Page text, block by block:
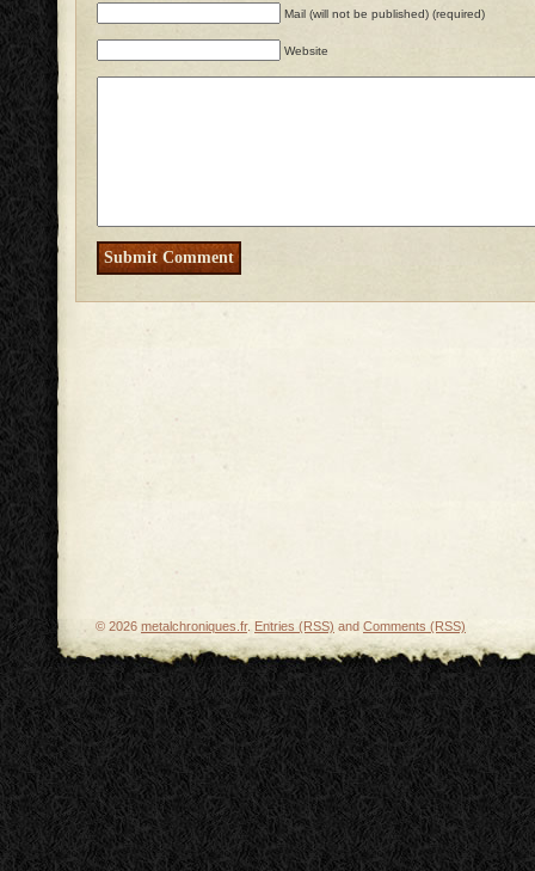
Mail (will not be published) (required)
Website
© 2026 metalchroniques.fr. Entries (RSS) and Comments (RSS)